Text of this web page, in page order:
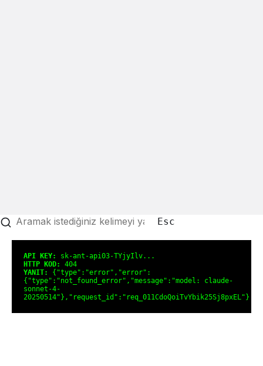
Esc
API KEY:
sk-ant-api03-TYjyIlv...
HTTP KOD:
404
YANIT:
{"type":"error","error":
{"type":"not_found_error","message":"model: claude-
sonnet-4-
20250514"},"request_id":"req_011CdoQoiTvYbik25Sj8pxEL"}